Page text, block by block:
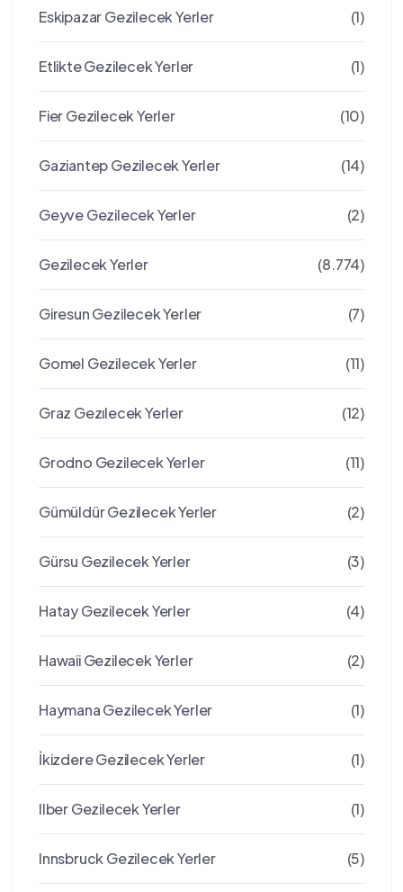
Eskipazar Gezilecek Yerler (1)
Etlikte Gezilecek Yerler (1)
Fier Gezilecek Yerler (10)
Gaziantep Gezilecek Yerler (14)
Geyve Gezilecek Yerler (2)
Gezilecek Yerler (8.774)
Giresun Gezilecek Yerler (7)
Gomel Gezilecek Yerler (11)
Graz Gezılecek Yerler (12)
Grodno Gezilecek Yerler (11)
Gümüldür Gezilecek Yerler (2)
Gürsu Gezilecek Yerler (3)
Hatay Gezilecek Yerler (4)
Hawaii Gezilecek Yerler (2)
Haymana Gezilecek Yerler (1)
İkizdere Gezilecek Yerler (1)
Ilber Gezilecek Yerler (1)
Innsbruck Gezilecek Yerler (5)